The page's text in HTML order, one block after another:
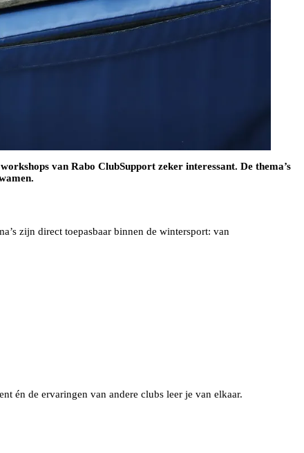
van Rabo ClubSupport zeker interessant. De thema’s
zijn direct toepasbaar binnen de wintersport: van
én de ervaringen van andere clubs leer je van elkaar.